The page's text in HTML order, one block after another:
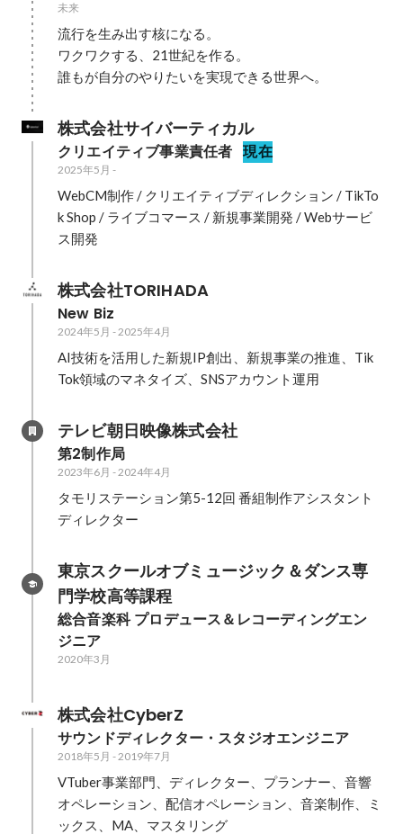
未来
流行を生み出す核になる。
ワクワクする、21世紀を作る。
誰もが自分のやりたいを実現できる世界へ。
株式会社サイバーティカル
クリエイティブ事業責任者 現在
2025年5月 -
WebCM制作 / クリエイティブディレクション / TikTo
k Shop / ライブコマース / 新規事業開発 / Webサービ
ス開発
株式会社TORIHADA
New Biz
2024年5月 -2025年4月
AI技術を活用した新規IP創出、新規事業の推進、Tik
Tok領域のマネタイズ、SNSアカウント運用
テレビ朝日映像株式会社
第2制作局
2023年6月 -2024年4月
タモリステーション第5-12回 番組制作アシスタント
ディレクター
東京スクールオブミュージック＆ダンス専
門学校高等課程
総合音楽科 プロデュース＆レコーディングエン
ジニア
2020年3月
株式会社CyberZ
サウンドディレクター・スタジオエンジニア
2018年5月 -2019年7月
VTuber事業部門、ディレクター、プランナー、音響
オペレーション、配信オペレーション、音楽制作、ミ
ックス、MA、マスタリング